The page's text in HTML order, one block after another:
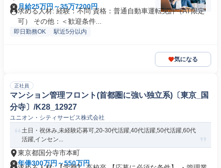
月給25万円～35万7200円
求める人材: 経験：不問 資格：普通自動車運転免許（AT限定
可） その他：＜歓迎条件...
即日勤務OK 駅近5分以内
気になる
正社員
マンション管理フロント(首都圏に強い独立系)〔東京_国
分寺〕/K28_12927
ユニオン・シティサービス株式会社
土日・祝休み,未経験応募可,20-30代活躍,40代活躍,50代活躍,60代
活躍,インセン...
東京都国分寺市本町
年俸300万円～550万円